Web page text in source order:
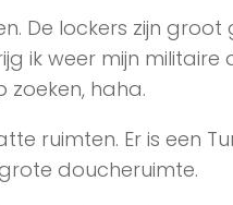
De lockers zijn
ik weer mijn militaire
zoeken, haha.
ruimten. Er is een
doucheruimte.